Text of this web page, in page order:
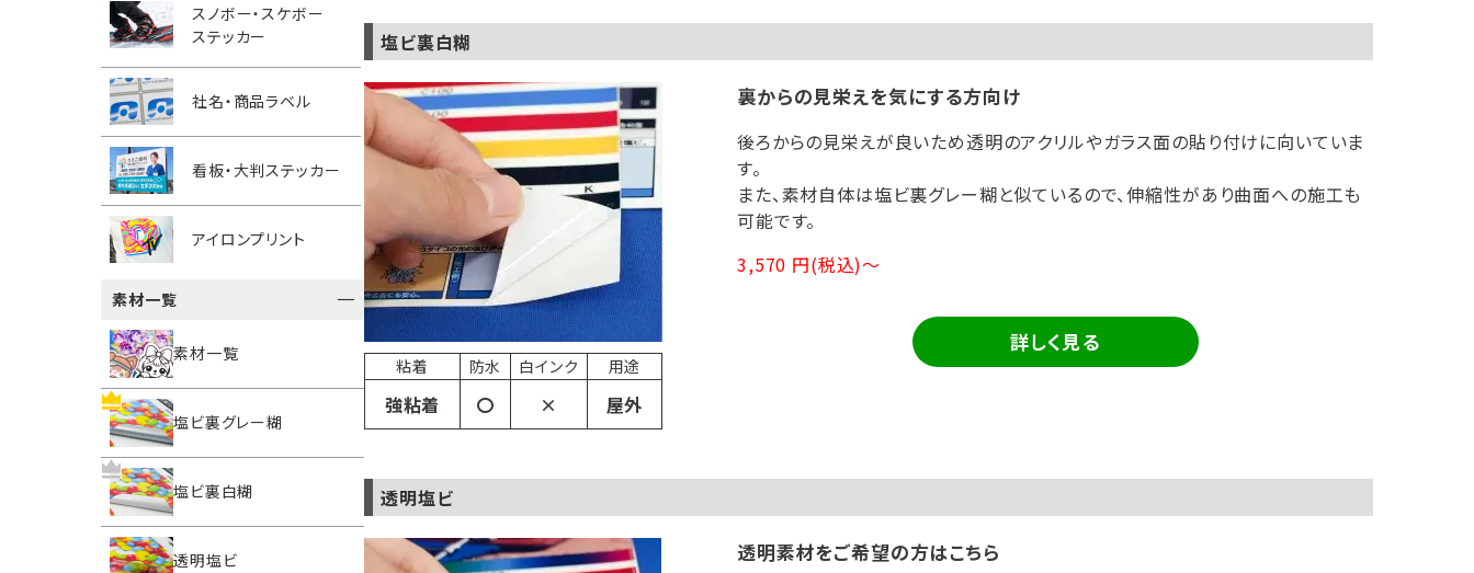
スノボー・スケボー
ステッカー
社名・商品ラベル
看板・大判ステッカー
アイロンプリント
素材一覧
素材一覧
塩ビ裏グレー糊
塩ビ裏白糊
透明塩ビ
塩ビ裏白糊
粘着 防水 白インク 用途
強粘着 〇 × 屋外
裏からの見栄えを気にする方向け
後ろからの見栄えが良いため透明のアクリルやガラス面の貼り付けに向いていま
す。
また、素材自体は塩ビ裏グレー糊と似ているので、伸縮性があり曲面への施工も
可能です。
3,570 円(税込)～
詳しく見る
透明塩ビ
透明素材をご希望の方はこちら